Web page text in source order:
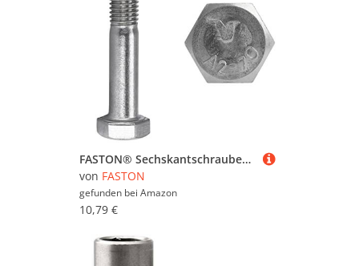
FASTON® Sechskantschrauben mit Schaft M8x60 Edelstahl A2 V2A (10 Stück) DIN 931 Maschinenschrauben Sechskant Schraube Maschinenschraube mit Teilgewinde rostfrei
von FASTON
gefunden bei Amazon
10,79 €